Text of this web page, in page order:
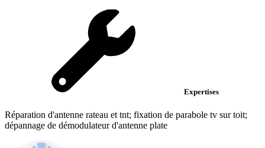
Expertises
Réparation d'antenne rateau et tnt; fixation de parabole tv sur toit;
dépannage de démodulateur d'antenne plate